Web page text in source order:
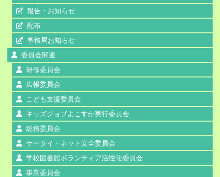
報告・お知らせ
配布
事務局お知らせ
委員会関連
研修委員会
広報委員会
こども支援委員会
キッズジョブよこすか実行委員会
総務委員会
ケータイ・ネット安全委員会
学校図書館ボランティア活性化委員会
事業委員会